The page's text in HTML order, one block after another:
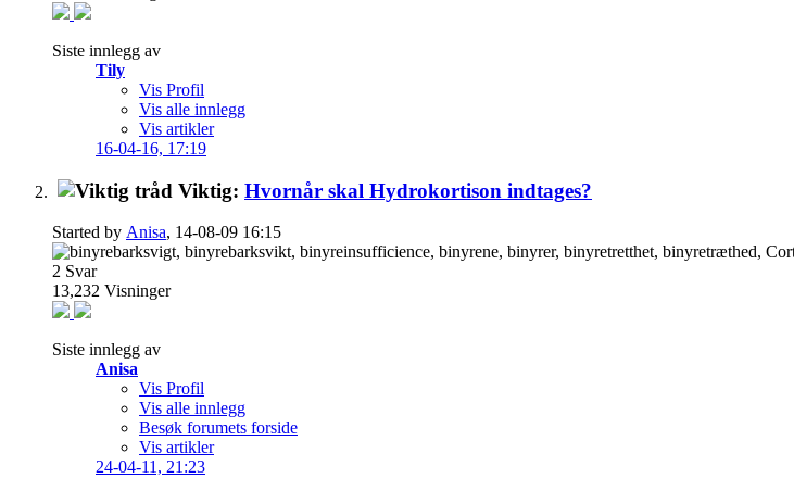
Siste innlegg av
Tily
Vis Profil
Vis alle innlegg
Vis artikler
16-04-16, 17:19
Viktig: Hvornår skal Hydrokortison indtages?
Started by Anisa, 14-08-09 16:15
2 Svar
13,232 Visninger
Siste innlegg av
Anisa
Vis Profil
Vis alle innlegg
Besøk forumets forside
Vis artikler
24-04-11, 21:23